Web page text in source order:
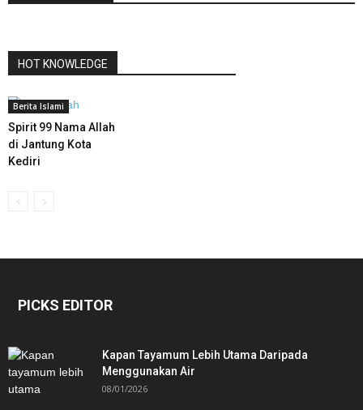
HOT KNOWLEDGE
Berita Islami
Spirit 99 Nama Allah
di Jantung Kota
Kediri
PICKS EDITOR
Kapan Tayamum Lebih Utama Daripada
Menggunakan Air
08/01/2026